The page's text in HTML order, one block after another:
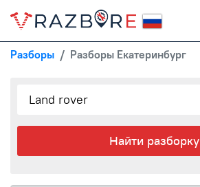
Разборы Разборы Екатеринбург
Найти разборку